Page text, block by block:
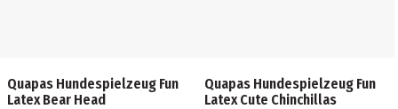
Quapas Hundespielzeug Fun
Latex Bear Head
Quapas Hundespielzeug Fun
Latex Cute Chinchillas